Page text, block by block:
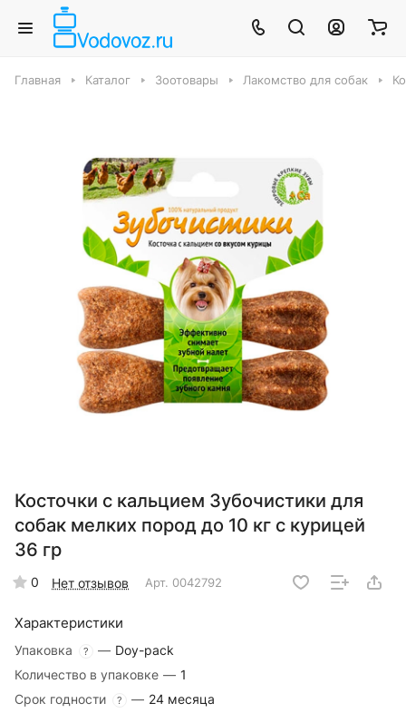
Главная Каталог Зоотовары Лакомство для собак
Косточки с кальцием Зубочистики для
собак мелких пород до 10 кг с курицей
36 гр
0 Нет отзывов Арт. 0042792
Характеристики
Упаковка ? — Doy-pack
Количество в упаковке — 1
Срок годности
? — 24 месяца